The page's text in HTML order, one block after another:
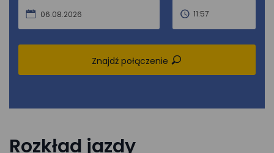
06.08.2026 11:57
Znajdź połączenie
Rozkład jazdy